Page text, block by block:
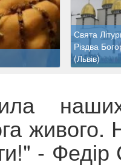
Свята
Різдва
(Львів)
живого.
-